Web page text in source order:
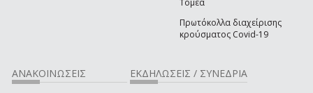
Τομέα
Πρωτόκολλα διαχείρισης
κρούσματος Covid-19
ΑΝΑΚΟΙΝΩΣΕΙΣ ΕΚΔΗΛΩΣΕΙΣ / ΣΥΝΕΔΡΙΑ